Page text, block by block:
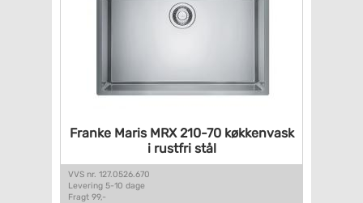
Franke Maris MRX 210-70køkkenvask
i rustfri stål
VVS nr. 127.0526.670
Levering 5-10 dage
Fragt 99,-